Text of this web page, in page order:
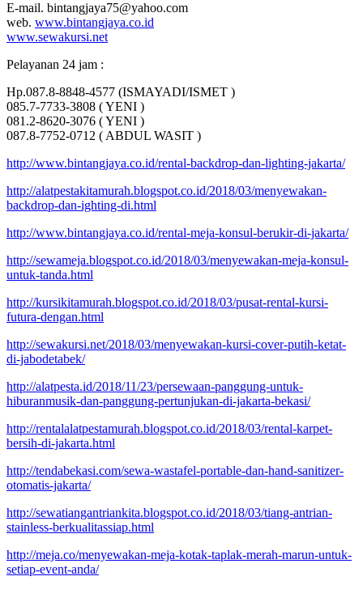
E-mail. bintangjaya75@yahoo.com
web. www.bintangjaya.co.id
www.sewakursi.net
Pelayanan 24 jam :
Hp.087.8-8848-4577 (ISMAYADI/ISMET )
085.7-7733-3808 ( YENI )
081.2-8620-3076 ( YENI )
087.8-7752-0712 ( ABDUL WASIT )
http://www.bintangjaya.co.id/rental-backdrop-dan-lighting-jakarta/
http://alatpestakitamurah.blogspot.co.id/2018/03/menyewakan-
backdrop-dan-ighting-di.html
http://www.bintangjaya.co.id/rental-meja-konsul-berukir-di-jakarta/
http://sewameja.blogspot.co.id/2018/03/menyewakan-meja-konsul-
untuk-tanda.html
http://kursikitamurah.blogspot.co.id/2018/03/pusat-rental-kursi-
futura-dengan.html
http://sewakursi.net/2018/03/menyewakan-kursi-cover-putih-ketat-
di-jabodetabek/
http://alatpesta.id/2018/11/23/persewaan-panggung-untuk-
hiburanmusik-dan-panggung-pertunjukan-di-jakarta-bekasi/
http://rentalalatpestamurah.blogspot.co.id/2018/03/rental-karpet-
bersih-di-jakarta.html
http://tendabekasi.com/sewa-wastafel-portable-dan-hand-sanitizer-
otomatis-jakarta/
http://sewatiangantriankita.blogspot.co.id/2018/03/tiang-antrian-
stainless-berkualitassiap.html
http://meja.co/menyewakan-meja-kotak-taplak-merah-marun-untuk-
setiap-event-anda/